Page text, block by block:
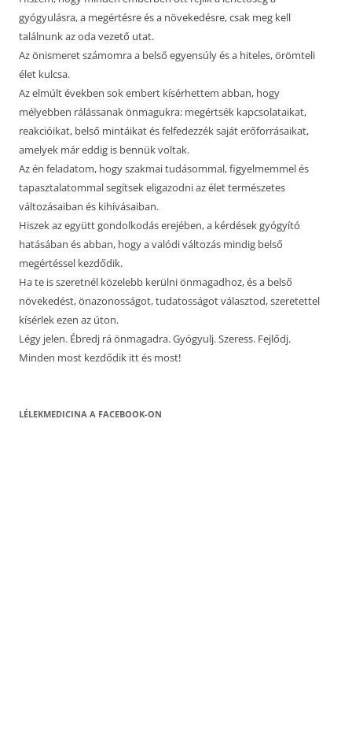
gyógyulásra, a megértésre és a növekedésre, csak meg kell
találnunk az oda vezető utat.
Az önismeret számomra a belső egyensúly és a hiteles, örömteli
élet kulcsa.
Az elmúlt években sok embert kísérhettem abban, hogy
mélyebben rálássanak önmagukra: megértsék kapcsolataikat,
reakcióikat, belső mintáikat és felfedezzék saját erőforrásaikat,
amelyek már eddig is bennük voltak.
Az én feladatom, hogy szakmai tudásommal, figyelmemmel és
tapasztalatommal segítsek eligazodni az élet természetes
változásaiban és kihívásaiban.
Hiszek az együtt gondolkodás erejében, a kérdések gyógyító
hatásában és abban, hogy a valódi változás mindig belső
megértéssel kezdődik.
Ha te is szeretnél közelebb kerülni önmagadhoz, és a belső
növekedést, önazonosságot, tudatosságot választod, szeretettel
kísérlek ezen az úton.
Légy jelen. Ébredj rá önmagadra. Gyógyulj. Szeress. Fejlődj.
Minden most kezdődik itt és most!
LÉLEKMEDICINA A FACEBOOK-ON